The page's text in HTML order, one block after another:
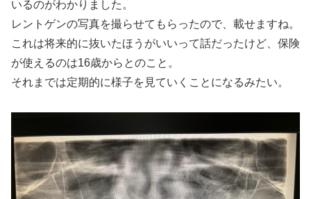
いるのがわかりました。
レントゲンの写真を撮らせてもらったので、載せますね。
これは将来的に抜いたほうがいいって話だったけど、保険
が使えるのは16歳からとのこと。
それまでは定期的に様子を見ていくことになるみたい。